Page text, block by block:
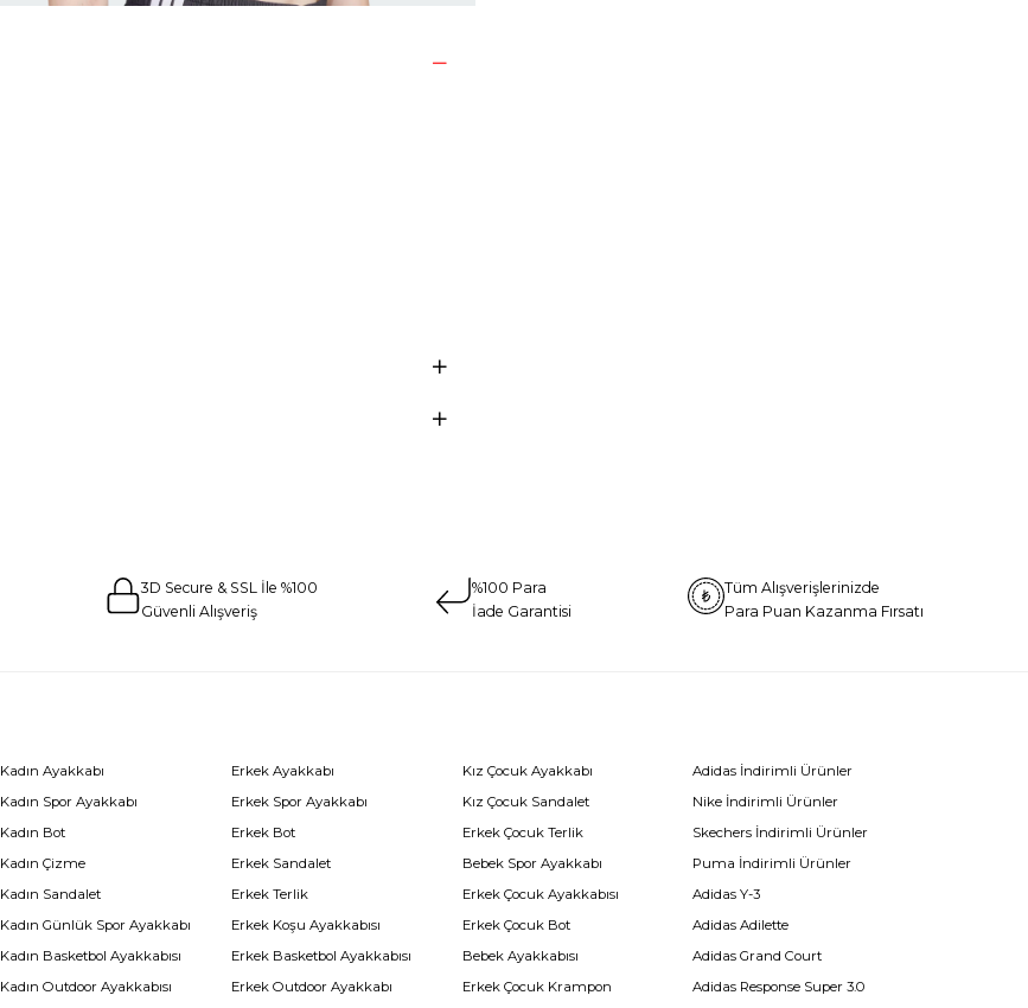
3D Secure & SSL İle %100
Güvenli Alışveriş
%100 Para
İade Garantisi
Tüm Alışverişlerinizde
Para Puan Kazanma Fırsatı
Kadın Ayakkabı
Kadın Spor Ayakkabı
Kadın Bot
Kadın Çizme
Kadın Sandalet
Kadın Günlük Spor Ayakkabı
Kadın Basketbol Ayakkabısı
Kadın Outdoor Ayakkabısı
Erkek Ayakkabı
Erkek Spor Ayakkabı
Erkek Bot
Erkek Sandalet
Erkek Terlik
Erkek Koşu Ayakkabısı
Erkek Basketbol Ayakkabısı
Erkek Outdoor Ayakkabı
Kız Çocuk Ayakkabı
Kız Çocuk Sandalet
Erkek Çocuk Terlik
Bebek Spor Ayakkabı
Erkek Çocuk Ayakkabısı
Erkek Çocuk Bot
Bebek Ayakkabısı
Erkek Çocuk Krampon
Adidas İndirimli Ürünler
Nike İndirimli Ürünler
Skechers İndirimli Ürünler
Puma İndirimli Ürünler
Adidas Y-3
Adidas Adilette
Adidas Grand Court
Adidas Response Super 3.0